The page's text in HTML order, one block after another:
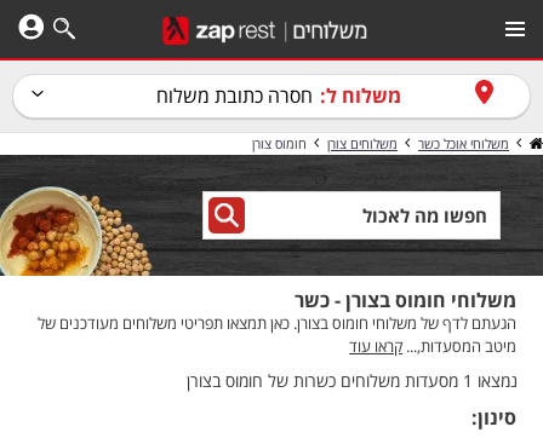
משלוח ל: חסרה כתובת משלוח
משלוחי אוכל כשר משלוחים צורן חומוס צורן
משלוחי חומוס בצורן - כשר
הגעתם לדף של משלוחי חומוס בצורן. כאן תמצאו תפריטי משלוחים מעודכנים של
מיטב המסעדות,... קראו עוד
נמצאו 1 מסעדות משלוחים כשרות של חומוס בצורן
סינון: